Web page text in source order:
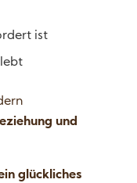
ist
und
glückliches